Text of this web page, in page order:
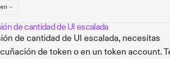
de cantidad de UI escalada
de cantidad de UI escalada, necesitas
de token o en un token account.